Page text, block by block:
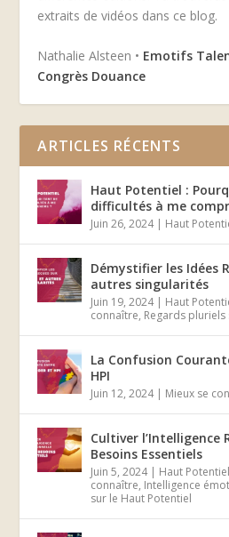
extraits de vidéos dans ce blog.
Nathalie Alsteen • Emotifs
Congrès Douance
ARTICLES RÉCENTS
Haut Potentiel :
difficultés à me
Juin 26, 2024| Haut
Démystifier les Idées
autres singularités
Juin 19, 2024| Haut
connaître, Regards
La Confusion
HPI
Juin 12, 2024| Mieux se
Cultiver l’Intelligence
Besoins Essentiels
Juin 5, 2024| Haut
connaître, Intelligence
sur le Haut Potentiel